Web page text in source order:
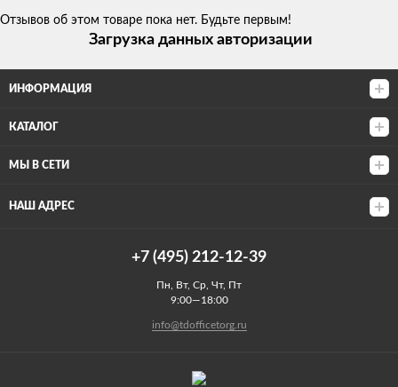
Отзывов об этом товаре пока нет. Будьте первым!
Загрузка данных авторизации
ИНФОРМАЦИЯ
КАТАЛОГ
МЫ В СЕТИ
НАШ АДРЕС
+7 (495) 212-12-39
Пн, Вт, Ср, Чт, Пт
9:00—18:00
info@tdofficetorg.ru